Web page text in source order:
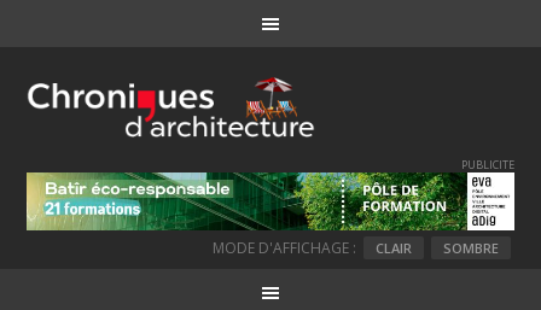
PUBLICITE
MODE D'AFFICHAGE : CLAIR SOMBRE